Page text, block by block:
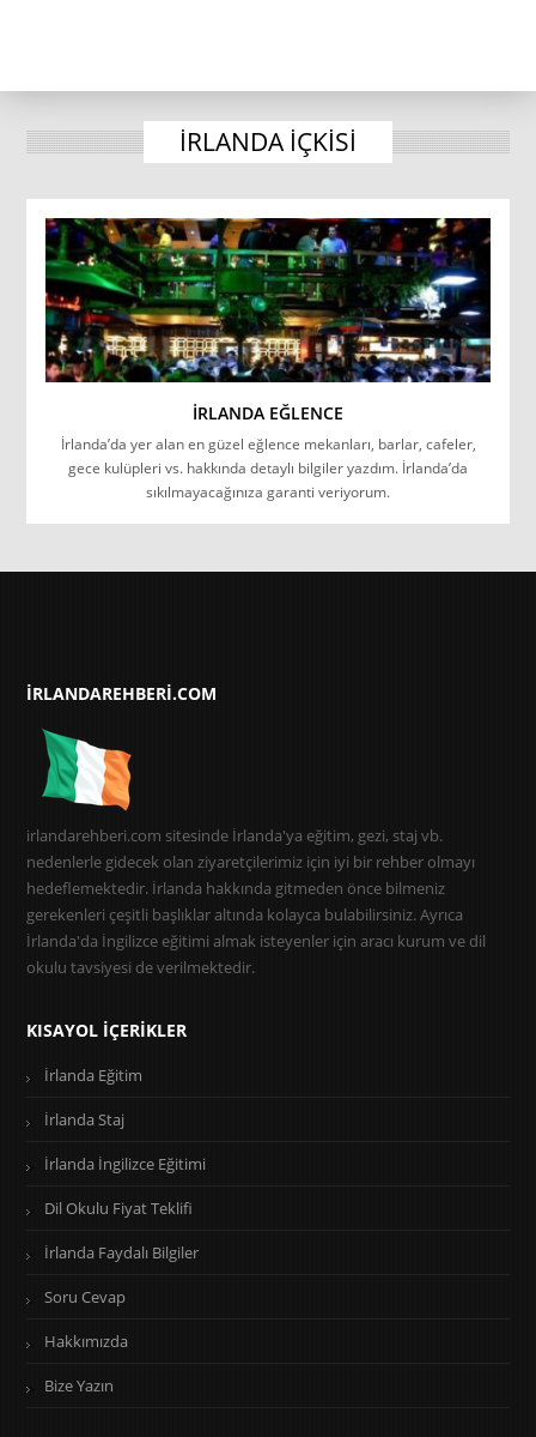
IRLANDA IÇKISI
İRLANDA EĞLENCE
İrlanda’da yer alan en güzel eğlence mekanları, barlar, cafeler,
gece kulüpleri vs. hakkında detaylı bilgiler yazdım. İrlanda’da
sıkılmayacağınıza garanti veriyorum.
IRLANDAREHBERI.COM
irlandarehberi.com sitesinde İrlanda'ya eğitim, gezi, staj vb.
nedenlerle gidecek olan ziyaretçilerimiz için iyi bir rehber olmayı
hedeflemektedir. İrlanda hakkında gitmeden önce bilmeniz
gerekenleri çeşitli başlıklar altında kolayca bulabilirsiniz. Ayrıca
İrlanda'da İngilizce eğitimi almak isteyenler için aracı kurum ve dil
okulu tavsiyesi de verilmektedir.
KISAYOL İÇERIKLER
İrlanda Eğitim
İrlanda Staj
İrlanda İngilizce Eğitimi
Dil Okulu Fiyat Teklifi
İrlanda Faydalı Bilgiler
Soru Cevap
Hakkımızda
Bize Yazın